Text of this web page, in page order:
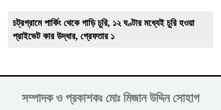
চট্রগ্রামে পার্কিং থেকে গাড়ি চুরি, ১২ ঘণ্টার মধ্যেই চুরি হওয়া
প্রাইভেট কার উদ্ধার, গ্রেফতার ১
সম্পাদক ও প্রকাশকঃ মোঃ মিজান উদ্দিন সোহাগ